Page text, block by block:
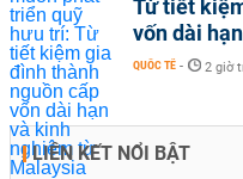
Từ tiết
vốn dài
QUỐC TẾ - 2 giờ
LIÊN KẾT NỔI BẬT